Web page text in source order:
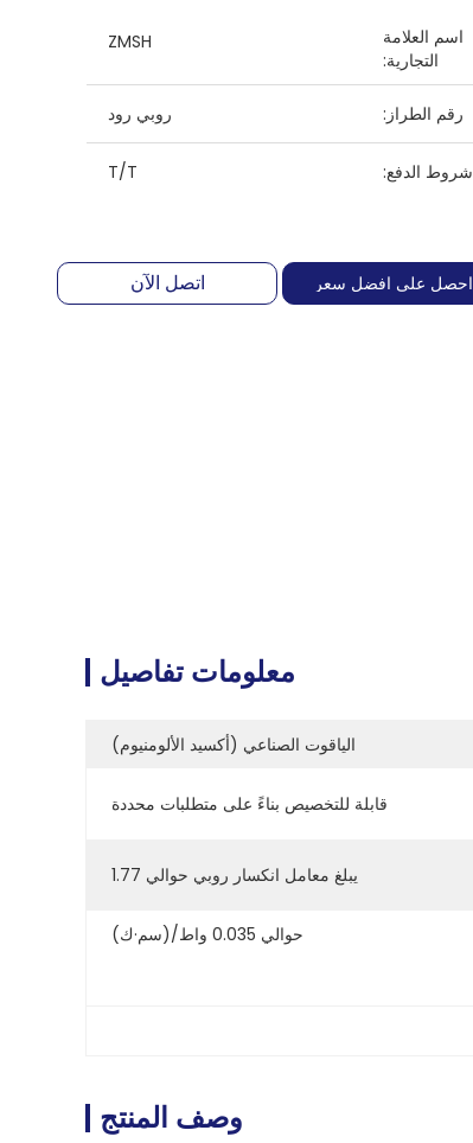
اسم العلامة
التجارية:
ZMSH
رقم الطراز: روبي رود
شروط الدفع: T/T
احصل على افضل سعر اتصل الآن
معلومات تفاصيل
الياقوت الصناعي (أكسيد الألومنيوم)
قابلة للتخصيص بناءً على متطلبات محددة
يبلغ معامل انكسار روبي حوالي 1.77
حوالي 0.035 واط/(سم·ك)
وصف المنتج